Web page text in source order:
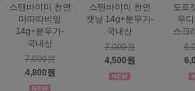
스탠바이미 천연
마따따비잎
14g+분무기-
국내산
7,000원
4,800원
스탠바이미 천연
캣닢 14g+분무기-
국내산
7,000원
4,500원
도트
우
스크